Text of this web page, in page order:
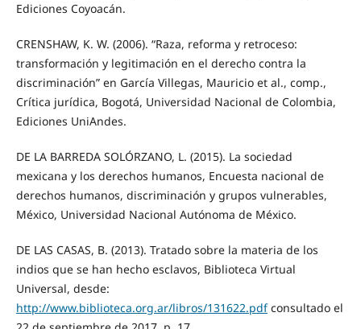
Ediciones Coyoacán.
CRENSHAW, K. W. (2006). “Raza, reforma y retroceso:
transformación y legitimación en el derecho contra la
discriminación” en García Villegas, Mauricio et al., comp.,
Crítica jurídica, Bogotá, Universidad Nacional de Colombia,
Ediciones UniAndes.
DE LA BARREDA SOLÓRZANO, L. (2015). La sociedad
mexicana y los derechos humanos, Encuesta nacional de
derechos humanos, discriminación y grupos vulnerables,
México, Universidad Nacional Autónoma de México.
DE LAS CASAS, B. (2013). Tratado sobre la materia de los
indios que se han hecho esclavos, Biblioteca Virtual
Universal, desde:
http://www.biblioteca.org.ar/libros/131622.pdfconsultado el